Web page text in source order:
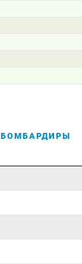
БОМБАРДИРЫ